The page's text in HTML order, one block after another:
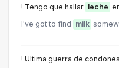
! Tengo que hallar leche
I've got to find milk
! Ultima guerra de